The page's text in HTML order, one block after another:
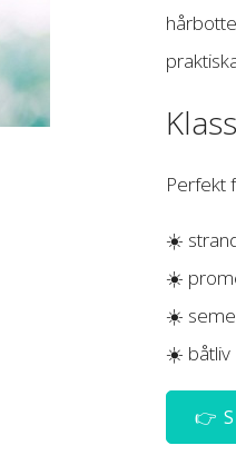
Perfekt
☀️
☀️
☀️
☀️ båtliv
👉